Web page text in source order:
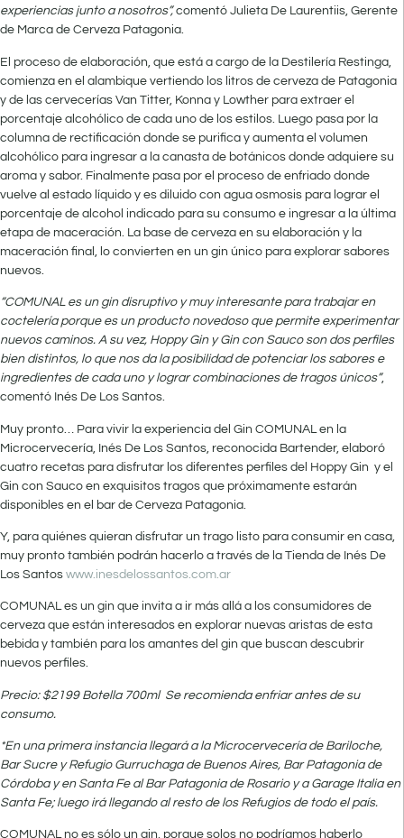
experiencias junto a nosotros”,comentó Julieta De Laurentiis, Gerente
de Marca de Cerveza Patagonia.
El proceso de elaboración, que está a cargo de la Destilería Restinga,
comienza en el alambique vertiendo los litros de cerveza de Patagonia
y de las cervecerías Van Titter, Konna y Lowther para extraer el
porcentaje alcohólico de cada uno de los estilos. Luego pasa por la
columna de rectificación donde se purifica y aumenta el volumen
alcohólico para ingresar a la canasta de botánicos donde adquiere su
aroma y sabor. Finalmente pasa por el proceso de enfriado donde
vuelve al estado líquido y es diluido con agua osmosis para lograr el
porcentaje de alcohol indicado para su consumo e ingresar a la última
etapa de maceración. La base de cerveza en su elaboración y la
maceración final, lo convierten en un gin único para explorar sabores
nuevos.
“COMUNAL es un gin disruptivo y muy interesante para trabajar en
coctelería porque es un producto novedoso que permite experimentar
nuevos caminos. A su vez, Hoppy Gin y Gin con Sauco son dos perfiles
bien distintos, lo que nos da la posibilidad de potenciar los sabores e
ingredientes de cada uno y lograr combinaciones de tragos únicos”,
comentó Inés De Los Santos.
Muy pronto… Para vivir la experiencia del Gin COMUNAL en la
Microcervecería, Inés De Los Santos, reconocida Bartender, elaboró
cuatro recetas para disfrutar los diferentes perfiles del Hoppy Gin y el
Gin con Sauco en exquisitos tragos que próximamente estarán
disponibles en el bar de Cerveza Patagonia.
Y, para quiénes quieran disfrutar un trago listo para consumir en casa,
muy pronto también podrán hacerlo a través de la Tienda de Inés De
Los Santos www.inesdelossantos.com.ar
COMUNAL es un gin que invita a ir más allá a los consumidores de
cerveza que están interesados en explorar nuevas aristas de esta
bebida y también para los amantes del gin que buscan descubrir
nuevos perfiles.
Precio: $2199 Botella 700ml Se recomienda enfriar antes de su
consumo.
*En una primera instancia llegará a la Microcervecería de Bariloche,
Bar Sucre y Refugio Gurruchaga de Buenos Aires, Bar Patagonia de
Córdoba y en Santa Fe al Bar Patagonia de Rosario y a Garage Italia en
Santa Fe; luego irá llegando al resto de los Refugios de todo el país.
COMUNAL no es sólo un gin, porque solos no podríamos haberlo